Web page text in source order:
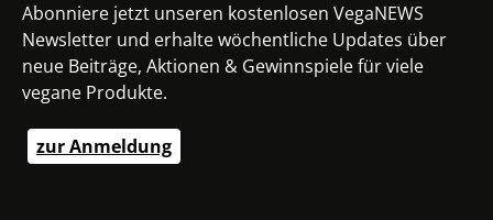
Abonniere jetzt unseren kostenlosen VegaNEWS
Newsletter und erhalte wöchentliche Updates über
neue Beiträge, Aktionen & Gewinnspiele für viele
vegane Produkte.
zur Anmeldung